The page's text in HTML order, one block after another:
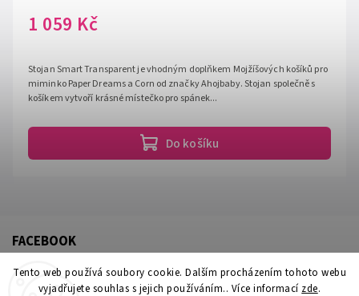
Tento web používá soubory cookie. Dalším procházením tohoto webu
vyjadřujete souhlas s jejich používáním.. Více informací zde.
1 059 Kč
Do košíku
Stojan Smart Transparent je vhodným doplňkem Mojžíšových košíků pro
miminko Paper Dreams a Corn od značky Ahojbaby. Stojan společně s
košíkem vytvoří krásné místečko pro spánek...
FACEBOOK